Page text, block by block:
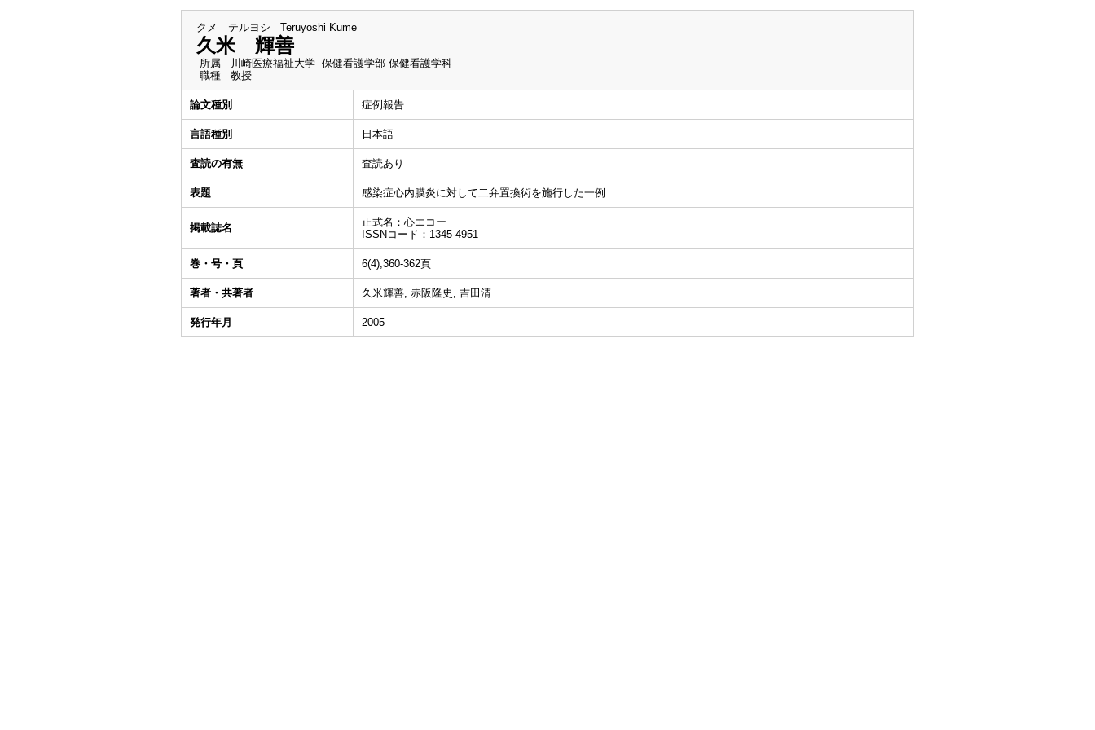
クメ テルヨシ Teruyoshi Kume
久米 輝善
所属
川崎医療福祉大学 保健看護学部 保健看護学科
職種
教授
論文種別 症例報告
言語種別 日本語
査読の有無 査読あり
表題 感染症心内膜炎に対して二弁置換術を施行した一例
掲載誌名
正式名：心エコー
ISSNコード：1345-4951
巻・号・頁 6(4),360-362頁
著者・共著者 久米輝善, 赤阪隆史, 吉田清
発行年月 2005